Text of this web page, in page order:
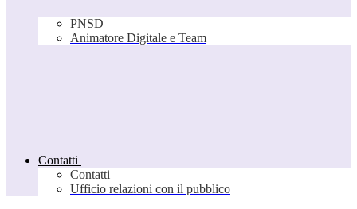
PNSD
Animatore Digitale e Team
Contatti
Contatti
Ufficio relazioni con il pubblico